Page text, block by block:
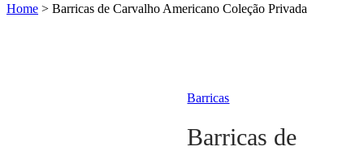
Home > Barricas de Carvalho Americano Coleção Privada
Barricas
Barricas de